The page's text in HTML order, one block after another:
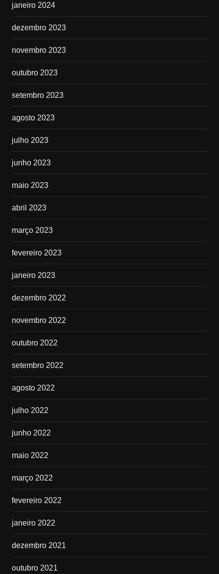
janeiro 2024
dezembro 2023
novembro 2023
outubro 2023
setembro 2023
agosto 2023
julho 2023
junho 2023
maio 2023
abril 2023
março 2023
fevereiro 2023
janeiro 2023
dezembro 2022
novembro 2022
outubro 2022
setembro 2022
agosto 2022
julho 2022
junho 2022
maio 2022
março 2022
fevereiro 2022
janeiro 2022
dezembro 2021
outubro 2021